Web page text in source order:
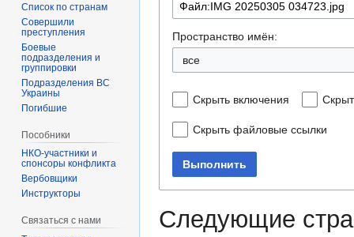
Пространство имён:
все
Скрыть включения
Скрыть файловые ссылки
Выполнить
Следующие
Список по странам
Совершили
преступления
Боевые
подразделения и
группировки
Подразделения ВС
Украины
Погибшие
Пособники
спонсоры конфликта
‏‎Вербовщики
Инструкторы
Связаться с нами